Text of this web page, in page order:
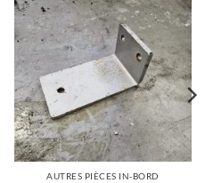
AUTRES PIÈCES IN-BORD